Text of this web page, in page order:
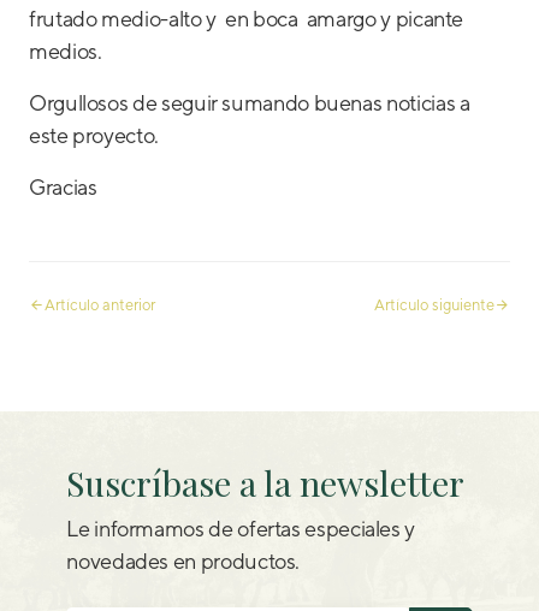
frutado medio-alto y en boca amargo y picante
medios.
Orgullosos de seguir sumando buenas noticias a
este proyecto.
Gracias
Artículo anterior
Artículo siguiente
Suscríbase a la newsletter
Le informamos de ofertas especiales y
novedades en productos.